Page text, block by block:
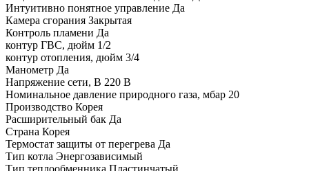
Интуитивно понятное управление Да
Камера сгорания Закрытая
Контроль пламени Да
контур ГВС, дюйм 1/2
контур отопления, дюйм 3/4
Манометр Да
Напряжение сети, В 220 В
Номинальное давление природного газа, мбар 20
Производство Корея
Расширительный бак Да
Страна Корея
Термостат защиты от перегрева Да
Тип котла Энергозависимый
Тип теплообменника Пластинчатый